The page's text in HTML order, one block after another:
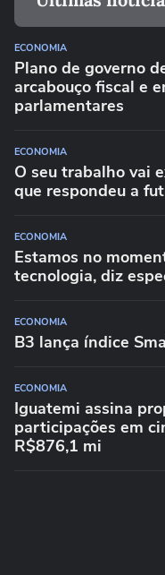
ECONOMIA
Plano de governo
arcabouço fiscal e
parlamentares
ECONOMIA
O seu trabalho vai
que respondeu a
ECONOMIA
Estamos no
tecnologia, diz
ECONOMIA
B3 lança índice
ECONOMIA
Iguatemi assina
participações em
R$876,1 mi